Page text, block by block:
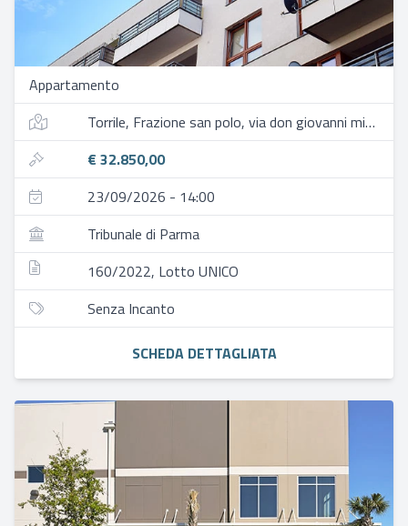
Appartamento
Torrile, Frazione san polo, via don giovanni minzoni, 4
€ 32.850,00
23/09/2026 - 14:00
Tribunale di Parma
160/2022, Lotto UNICO
Senza Incanto
SCHEDA DETTAGLIATA